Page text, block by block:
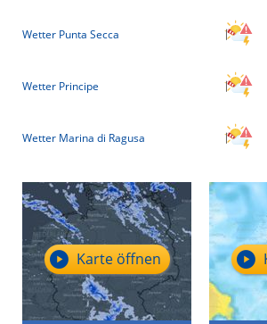
Wetter Punta Secca
Wetter Principe
Wetter Marina di Ragusa
Karte öffnen